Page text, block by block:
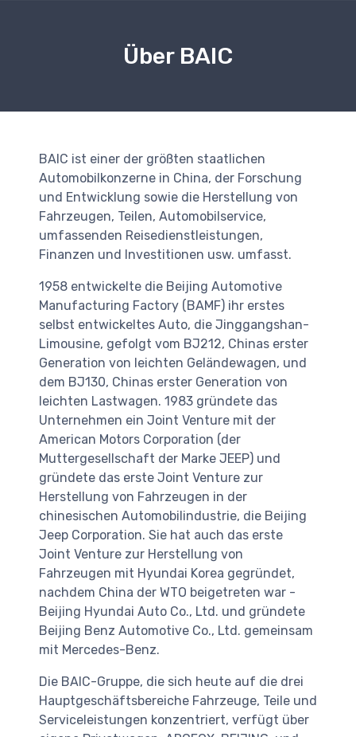
Über BAIC
BAIC ist einer der größten staatlichen
Automobilkonzerne in China, der Forschung
und Entwicklung sowie die Herstellung von
Fahrzeugen, Teilen, Automobilservice,
umfassenden Reisedienstleistungen,
Finanzen und Investitionen usw. umfasst.
1958 entwickelte die Beijing Automotive
Manufacturing Factory (BAMF) ihr erstes
selbst entwickeltes Auto, die Jinggangshan-
Limousine, gefolgt vom BJ212, Chinas erster
Generation von leichten Geländewagen, und
dem BJ130, Chinas erster Generation von
leichten Lastwagen. 1983 gründete das
Unternehmen ein Joint Venture mit der
American Motors Corporation (der
Muttergesellschaft der Marke JEEP) und
gründete das erste Joint Venture zur
Herstellung von Fahrzeugen in der
chinesischen Automobilindustrie, die Beijing
Jeep Corporation. Sie hat auch das erste
Joint Venture zur Herstellung von
Fahrzeugen mit Hyundai Korea gegründet,
nachdem China der WTO beigetreten war -
Beijing Hyundai Auto Co., Ltd. und gründete
Beijing Benz Automotive Co., Ltd. gemeinsam
mit Mercedes-Benz.
Die BAIC-Gruppe, die sich heute auf die drei
Hauptgeschäftsbereiche Fahrzeuge, Teile und
Serviceleistungen konzentriert, verfügt über